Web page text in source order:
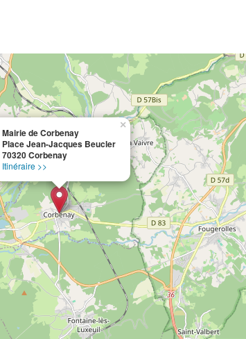
Mairie de Corbenay
Place Jean-Jacques Beucler
70320 Corbenay
Itinéraire >>
×